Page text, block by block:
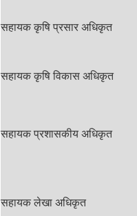
सहायक कृषि प्रसार अधिकृत
सहायक कृषि विकास अधिकृत
सहायक प्रशासकीय अधिकृत
सहायक लेखा अधिकृत